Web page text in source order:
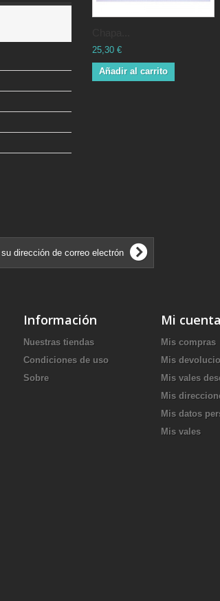
25,30 €
Añadir al carrito
Información
Nuestras tiendas
Condiciones de uso
Sobre
Mi cuenta
Mis compras
Mis
Mis vales
Mis
Mis datos
Mis vales